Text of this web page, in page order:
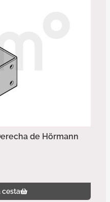
de Hörmann
cesta